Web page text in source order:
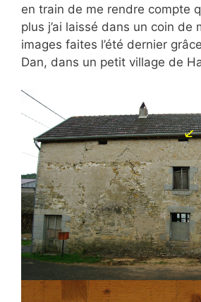
en train de me rendre compte
plus j’ai laissé dans un coin de
images faites l’été dernier
Dan, dans un petit village de